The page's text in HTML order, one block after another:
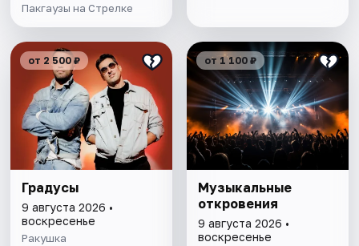
Пакгаузы на Стрелке
от 2 500 ₽
Градусы
9 августа 2026 •
воскресенье
Ракушка
от 1 100 ₽
Музыкальные
откровения
9 августа 2026 •
воскресенье